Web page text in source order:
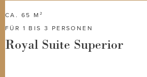
Royal Suite Superior
CA. 65 M²
FÜR 1 BIS 3 PERSONEN